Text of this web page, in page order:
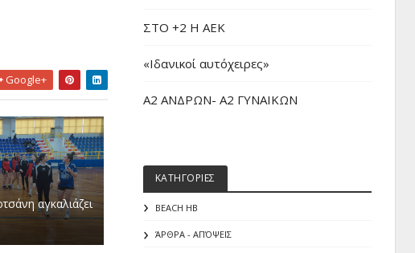
Google+
αγκαλιάζει
ΣΤΟ +2 Η ΑΕΚ
«Iδανικοί αυτόχειρες»
Α2 ΑΝΔΡΩΝ- Α2 ΓΥΝΑΙΚΩΝ
ΚΑΤΗΓΟΡΙΕΣ
BEACH HB
ΆΡΘΡΑ - ΑΠΌΨΕΙΣ